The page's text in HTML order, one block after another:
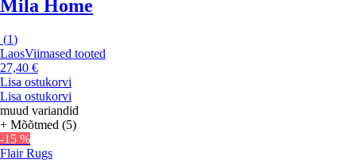
Mila Home
(1)
LaosViimased tooted
27,40 €
Lisa ostukorvi
Lisa ostukorvi
muud variandid
+ Mõõtmed (5)
-15 %
Flair Rugs